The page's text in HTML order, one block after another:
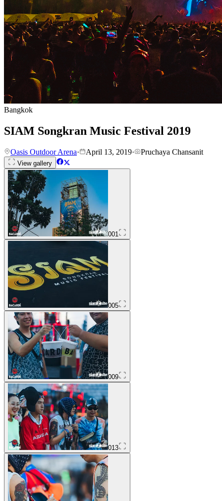
Bangkok
SIAM Songkran Music Festival 2019
Oasis Outdoor Arena· April 13, 2019· Pruchaya Chansanit
View gallery
001
005
009
013